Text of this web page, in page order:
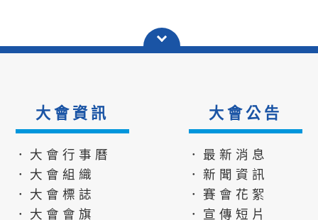
大會資訊
．大會行事曆
．大會組織
．大會標誌
．大會會旗
大會公告
．最新消息
．新聞資訊
．賽會花絮
．宣傳短片